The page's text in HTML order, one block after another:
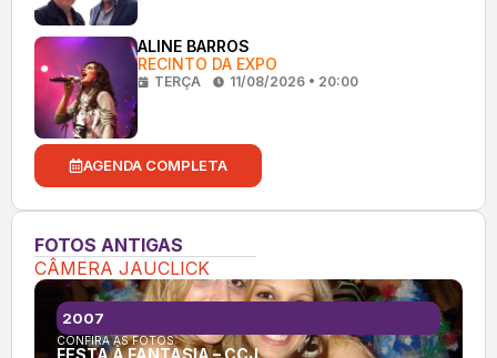
ALINE BARROS
RECINTO DA EXPO
TERÇA 11/08/2026 • 20:00
AGENDA COMPLETA
FOTOS ANTIGAS
CÂMERA JAUCLICK
CONFIRA AS FOTOS:
2007